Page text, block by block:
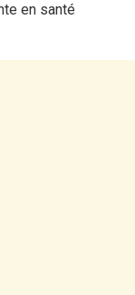
en santé